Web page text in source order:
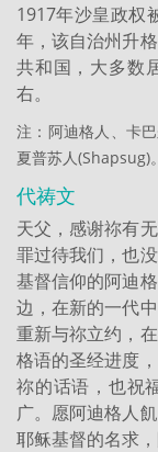
1917年沙皇政权
年，该自治州升
共和国，大多数
右。
注：阿迪格人、卡
夏普苏人(Shapsug)。
代祷文
天父，感谢祢有
罪过待我们，也
基督信仰的阿迪
边，在新的一代
重新与祢立约，
格语的圣经进度
祢的话语，也祝
广。愿阿迪格人
耶稣基督的名求，